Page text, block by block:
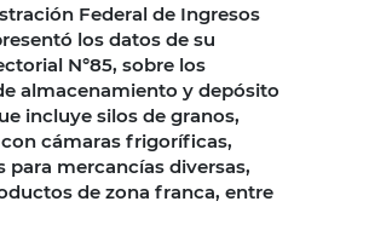
Federal de Ingresos
los datos de su
N°85, sobre los
almacenamiento y depósito
incluye silos de granos,
cámaras frigoríficas,
para mercancías diversas,
de zona franca, entre